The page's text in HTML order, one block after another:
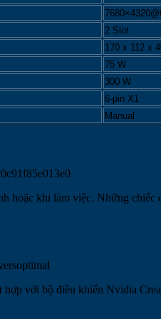
2 Slot
170 x 112 x
75 W
300 W
6-pin X1
Manual
hoặc khi làm việc. Những
với bộ điều khiển Nvidia